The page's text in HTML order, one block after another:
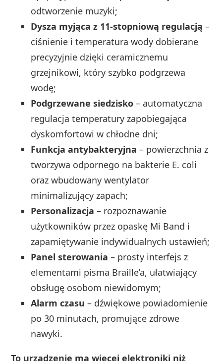
odtworzenie muzyki;
Dysza myjąca z 11-stopniową regulacją –
ciśnienie i temperatura wody dobierane
precyzyjnie dzięki ceramicznemu
grzejnikowi, który szybko podgrzewa
wodę;
Podgrzewane siedzisko – automatyczna
regulacja temperatury zapobiegająca
dyskomfortowi w chłodne dni;
Funkcja antybakteryjna – powierzchnia z
tworzywa odpornego na bakterie E. coli
oraz wbudowany wentylator
minimalizujący zapach;
Personalizacja – rozpoznawanie
użytkowników przez opaskę Mi Band i
zapamiętywanie indywidualnych ustawień;
Panel sterowania – prosty interfejs z
elementami pisma Braille’a, ułatwiający
obsługę osobom niewidomym;
Alarm czasu – dźwiękowe powiadomienie
po 30 minutach, promujące zdrowe
nawyki.
To urządzenie ma więcej elektroniki niż